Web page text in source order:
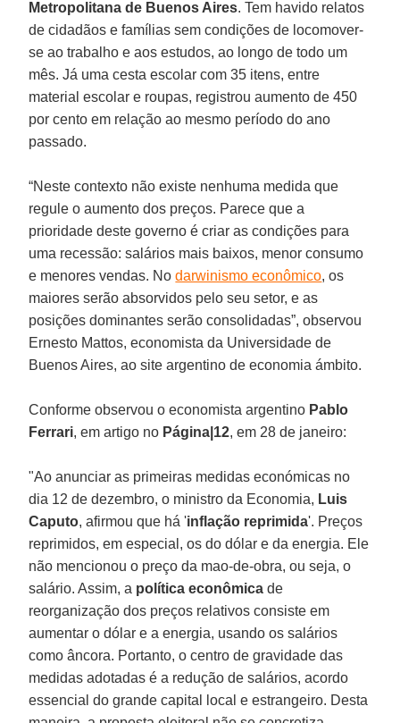
Metropolitana de Buenos Aires. Tem havido relatos
de cidadãos e famílias sem condições de locomover-
se ao trabalho e aos estudos, ao longo de todo um
mês. Já uma cesta escolar com 35 itens, entre
material escolar e roupas, registrou aumento de 450
por cento em relação ao mesmo período do ano
passado.
“Neste contexto não existe nenhuma medida que
regule o aumento dos preços. Parece que a
prioridade deste governo é criar as condições para
uma recessão: salários mais baixos, menor consumo
e menores vendas. Nodarwinismo econômico, os
maiores serão absorvidos pelo seu setor, e as
posições dominantes serão consolidadas”, observou
Ernesto Mattos, economista da Universidade de
Buenos Aires, ao site argentino de economia ámbito.
Conforme observou o economista argentino Pablo
Ferrari, em artigo no Página|12, em 28 de janeiro:
"Ao anunciar as primeiras medidas económicas no
dia 12 de dezembro, o ministro da Economia, Luis
Caputo, afirmou que há 'inflação reprimida'. Preços
reprimidos, em especial, os do dólar e da energia. Ele
não mencionou o preço da mao-de-obra, ou seja, o
salário. Assim, a política econômica de
reorganização dos preços relativos consiste em
aumentar o dólar e a energia, usando os salários
como âncora. Portanto, o centro de gravidade das
medidas adotadas é a redução de salários, acordo
essencial do grande capital local e estrangeiro. Desta